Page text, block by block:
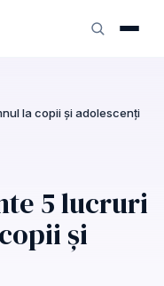
la copii și adolescenți
5 lucruri
și